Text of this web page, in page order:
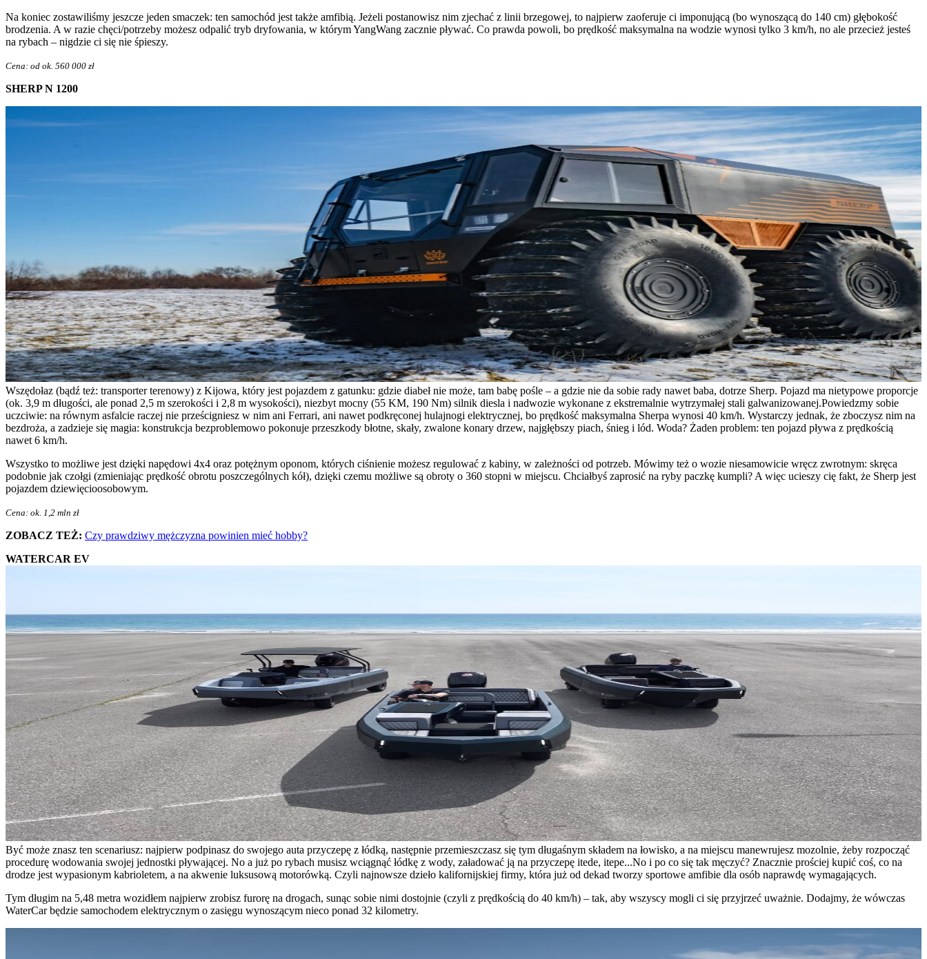
Na koniec zostawiliśmy jeszcze jeden smaczek: ten samochód jest także amfibią. Jeżeli postanowisz nim zjechać z linii brzegowej, to najpierw zaoferuje ci imponującą (bo wynoszącą do 140 cm) głębokość
brodzenia. A w razie chęci/potrzeby możesz odpalić tryb dryfowania, w którym YangWang zacznie pływać. Co prawda powoli, bo prędkość maksymalna na wodzie wynosi tylko 3 km/h, no ale przecież jesteś
na rybach – nigdzie ci się nie śpieszy.
Cena: od ok. 560 000 zł
SHERP N 1200
Wszędołaz (bądź też: transporter terenowy) z Kijowa, który jest pojazdem z gatunku: gdzie diabeł nie może, tam babę pośle – a gdzie nie da sobie rady nawet baba, dotrze Sherp. Pojazd ma nietypowe proporcje
(ok. 3,9 m długości, ale ponad 2,5 m szerokości i 2,8 m wysokości), niezbyt mocny (55 KM, 190 Nm) silnik diesla i nadwozie wykonane z ekstremalnie wytrzymałej stali galwanizowanej.Powiedzmy sobie
uczciwie: na równym asfalcie raczej nie prześcigniesz w nim ani Ferrari, ani nawet podkręconej hulajnogi elektrycznej, bo prędkość maksymalna Sherpa wynosi 40 km/h. Wystarczy jednak, że zboczysz nim na
bezdroża, a zadzieje się magia: konstrukcja bezproblemowo pokonuje przeszkody błotne, skały, zwalone konary drzew, najgłębszy piach, śnieg i lód. Woda? Żaden problem: ten pojazd pływa z prędkością
nawet 6 km/h.
Wszystko to możliwe jest dzięki napędowi 4x4 oraz potężnym oponom, których ciśnienie możesz regulować z kabiny, w zależności od potrzeb. Mówimy też o wozie niesamowicie wręcz zwrotnym: skręca
podobnie jak czołgi (zmieniając prędkość obrotu poszczególnych kół), dzięki czemu możliwe są obroty o 360 stopni w miejscu. Chciałbyś zaprosić na ryby paczkę kumpli? A więc ucieszy cię fakt, że Sherp jest
pojazdem dziewięcioosobowym.
Cena: ok. 1,2 mln zł
ZOBACZ TEŻ: Czy prawdziwy mężczyzna powinien mieć hobby?
WATERCAR EV
Być może znasz ten scenariusz: najpierw podpinasz do swojego auta przyczepę z łódką, następnie przemieszczasz się tym długaśnym składem na łowisko, a na miejscu manewrujesz mozolnie, żeby rozpocząć
procedurę wodowania swojej jednostki pływającej. No a już po rybach musisz wciągnąć łódkę z wody, załadować ją na przyczepę itede, itepe...No i po co się tak męczyć? Znacznie prościej kupić coś, co na
drodze jest wypasionym kabrioletem, a na akwenie luksusową motorówką. Czyli najnowsze dzieło kalifornijskiej firmy, która już od dekad tworzy sportowe amfibie dla osób naprawdę wymagających.
Tym długim na 5,48 metra wozidłem najpierw zrobisz furorę na drogach, sunąc sobie nimi dostojnie (czyli z prędkością do 40 km/h) – tak, aby wszyscy mogli ci się przyjrzeć uważnie. Dodajmy, że wówczas
WaterCar będzie samochodem elektrycznym o zasięgu wynoszącym nieco ponad 32 kilometry.